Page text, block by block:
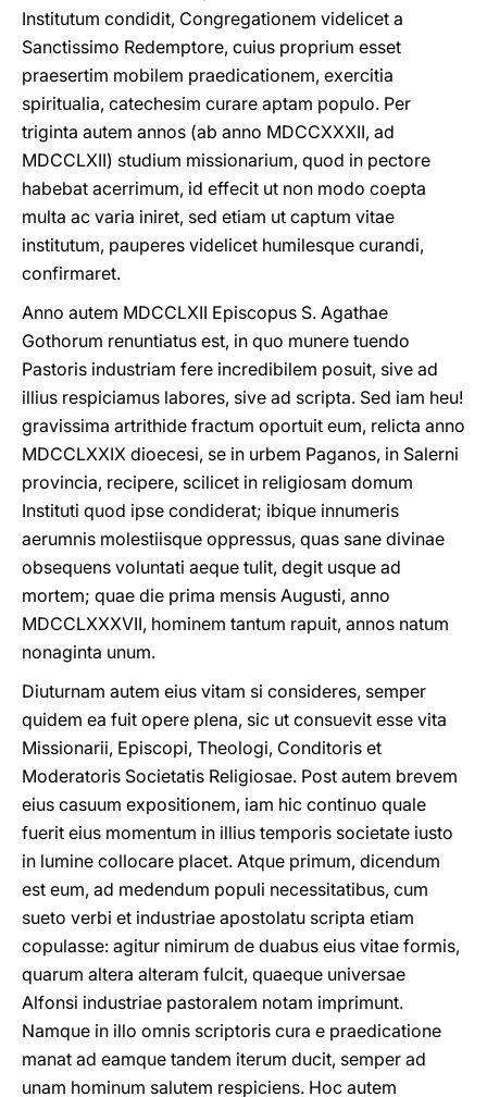
Institutum condidit, Congregationem videlicet a
Sanctissimo Redemptore, cuius proprium esset
praesertim mobilem praedicationem, exercitia
spiritualia, catechesim curare aptam populo. Per
triginta autem annos (ab anno MDCCXXXII, ad
MDCCLXII) studium missionarium, quod in pectore
habebat acerrimum, id effecit ut non modo coepta
multa ac varia iniret, sed etiam ut captum vitae
institutum, pauperes videlicet humilesque curandi,
confirmaret.
Anno autem MDCCLXII Episcopus S. Agathae
Gothorum renuntiatus est, in quo munere tuendo
Pastoris industriam fere incredibilem posuit, sive ad
illius respiciamus labores, sive ad scripta. Sed iam heu!
gravissima artrithide fractum oportuit eum, relicta anno
MDCCLXXIX dioecesi, se in urbem Paganos, in Salerni
provincia, recipere, scilicet in religiosam domum
Instituti quod ipse condiderat; ibique innumeris
aerumnis molestiisque oppressus, quas sane divinae
obsequens voluntati aeque tulit, degit usque ad
mortem; quae die prima mensis Augusti, anno
MDCCLXXXVII, hominem tantum rapuit, annos natum
nonaginta unum.
Diuturnam autem eius vitam si consideres, semper
quidem ea fuit opere plena, sic ut consuevit esse vita
Missionarii, Episcopi, Theologi, Conditoris et
Moderatoris Societatis Religiosae. Post autem brevem
eius casuum expositionem, iam hic continuo quale
fuerit eius momentum in illius temporis societate iusto
in lumine collocare placet. Atque primum, dicendum
est eum, ad medendum populi necessitatibus, cum
sueto verbi et industriae apostolatu scripta etiam
copulasse: agitur nimirum de duabus eius vitae formis,
quarum altera alteram fulcit, quaeque universae
Alfonsi industriae pastoralem notam imprimunt.
Namque in illo omnis scriptoris cura e praedicatione
manat ad eamque tandem iterum ducit, semper ad
unam hominum salutem respiciens. Hoc autem